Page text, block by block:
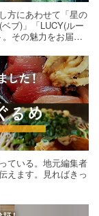
方にあわせて「星の
ブ)」「LUCY(ルー
その魅力をお届け
ている。地元編集者
えます。見ればきっ